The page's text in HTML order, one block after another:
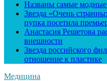
Названы самые модные
Звезда «Очень
пупка посетила
Анастасия Решетова
внешности
Звезда российского
отношение к пластике
Медицина